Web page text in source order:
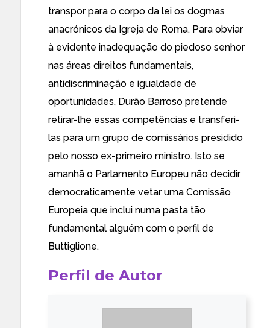
transpor para o corpo da lei os dogmas
anacrónicos da Igreja de Roma. Para obviar
à evidente inadequação do piedoso senhor
nas áreas direitos fundamentais,
antidiscriminação e igualdade de
oportunidades, Durão Barroso pretende
retirar-lhe essas competências e transferi-
las para um grupo de comissários presidido
pelo nosso ex-primeiro ministro. Isto se
amanhã o Parlamento Europeu não decidir
democraticamente vetar uma Comissão
Europeia que inclui numa pasta tão
fundamental alguém com o perfil de
Buttiglione.
Perfil de Autor